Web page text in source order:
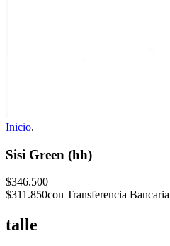
Inicio.
Sisi Green (hh)
$346.500
$311.850con Transferencia Bancaria
talle